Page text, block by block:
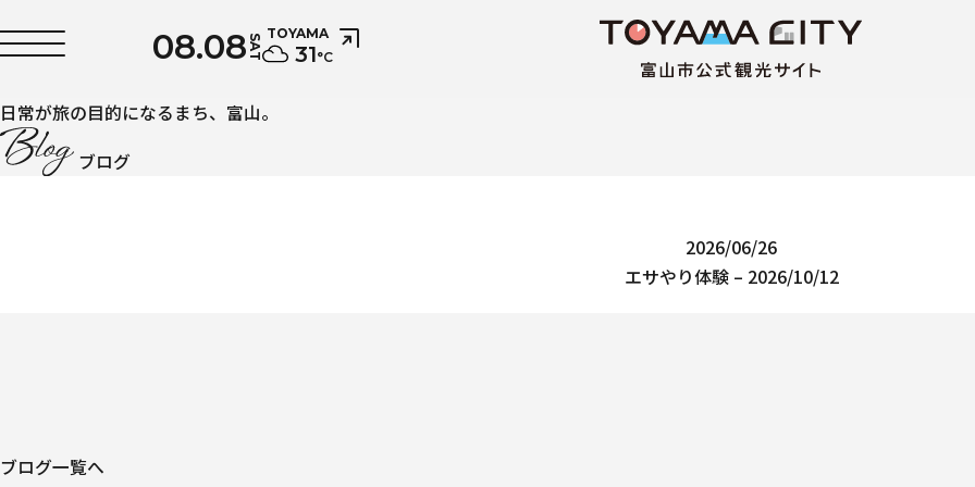
08.08SAT TOYAMA
31°C
日常が旅の目的になるまち、富山。
ブログ
2026/06/26
エサやり体験 – 2026/10/12
ブログ一覧へ